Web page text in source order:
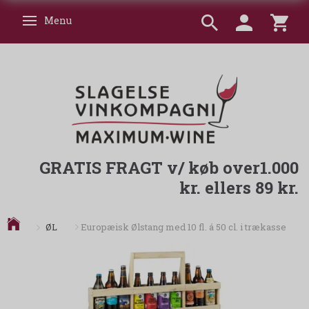
Skifte navigation
Menu
GRATIS FRAGT v/ køb over1.000
kr. ellers 89 kr.
ØL Europæisk Ølstang med 10 fl. á 50 cl. i trækasse